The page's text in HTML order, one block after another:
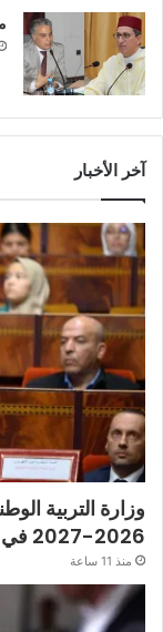
آخر الأخبار
وزارة التربية
2026-2027 في موعده الرسمي
منذ 11 ساعة